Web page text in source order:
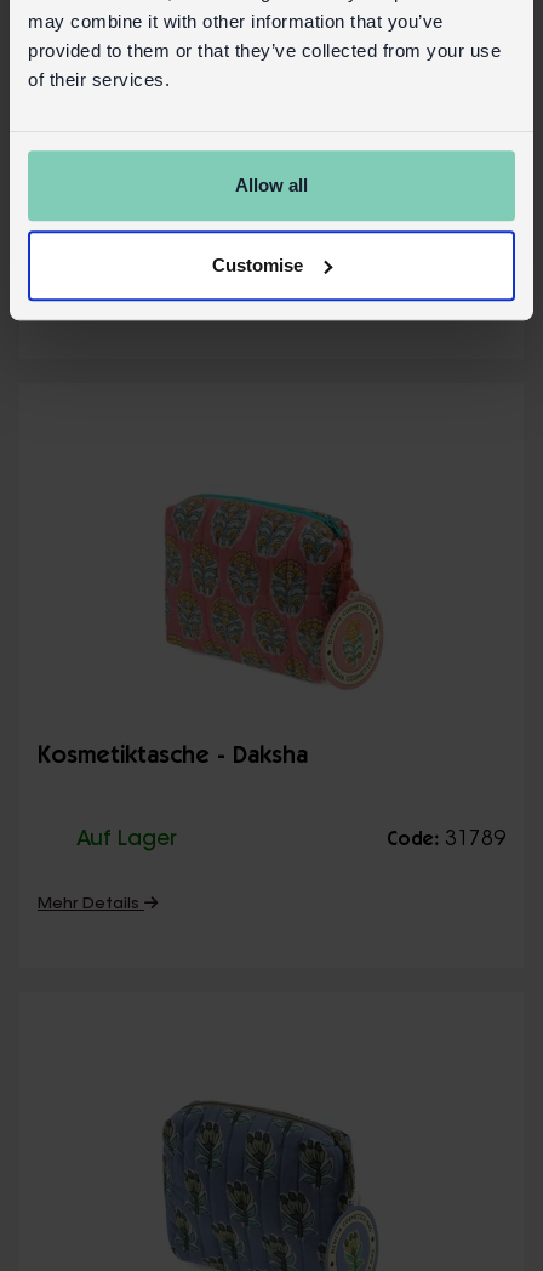
may combine it with other information that you’ve
provided to them or that they’ve collected from your use
of their services.
Allow all
Customise
Kosmetiktasche - Chandani
Auf Lager Code: 31790
Mehr Details
Kosmetiktasche - Daksha
Auf Lager Code: 31789
Mehr Details